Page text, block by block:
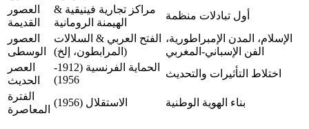
العصور
القديمة
مراكز تجارية فينيقية &
الهيمنة الرومانية
أول تبادلات منظمة
العصور
الوسطى
الفتح العربي & السلالات
(المرابطون، إلخ)
الإسلام، المدن الإمبراطورية،
الفن الإسباني-المغربي
العصر
الحديث
الحماية الفرنسية (1912-
1956)
اختلاط التأثيرات والتحديث
الفترة
المعاصرة
الاستقلال (1956) بناء الهوية الوطنية